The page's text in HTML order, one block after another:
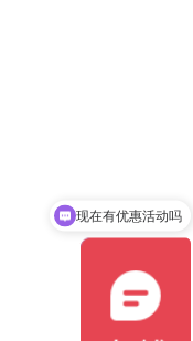
可以介绍下你们的产品么